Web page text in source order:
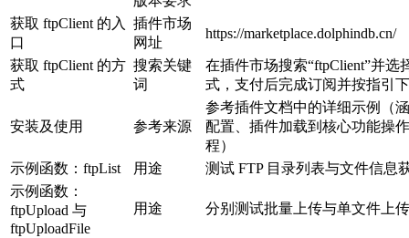
获取 ftpClient 的入
口
插件市场
网址
https://marketplace.dolphindb.cn/
获取 ftpClient 的方
式
搜索关键
词
在插件市场搜索“ftpClient”并选
式，支付后完成订阅并按指引
安装及使用 参考来源
参考插件文档中的详细示例（
配置、插件加载到核心功能操
程）
示例函数：ftpList
用途
测试 FTP 目录列表与文件信息
示例函数：
ftpUpload 与
ftpUploadFile
用途 分别测试批量上传与单文件上传